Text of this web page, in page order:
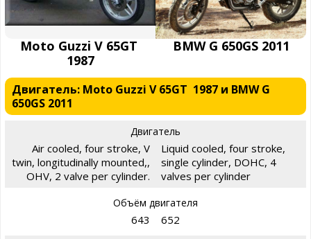
Moto Guzzi V 65GT
1987
BMW G 650GS 2011
Двигатель: Moto Guzzi V 65GT 1987 и BMW G
650GS 2011
Двигатель
Air cooled, four stroke, V
twin, longitudinally mounted,,
OHV, 2 valve per cylinder.
Liquid cooled, four stroke,
single cylinder, DOHC, 4
valves per cylinder
Объём двигателя
643 652